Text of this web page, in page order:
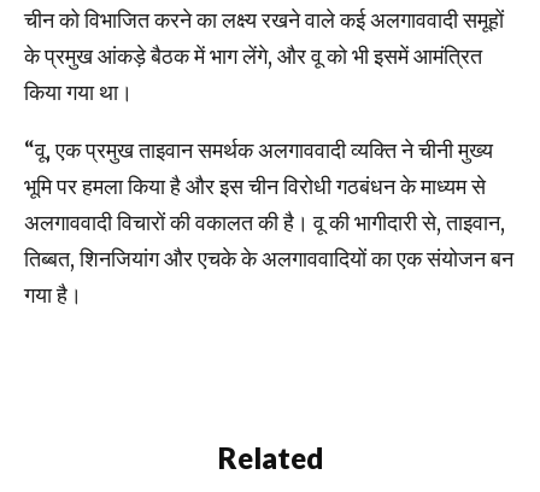
चीन को विभाजित करने का लक्ष्य रखने वाले कई अलगाववादी समूहों
के प्रमुख आंकड़े बैठक में भाग लेंगे, और वू को भी इसमें आमंत्रित
किया गया था।
“वू, एक प्रमुख ताइवान समर्थक अलगाववादी व्यक्ति ने चीनी मुख्य
भूमि पर हमला किया है और इस चीन विरोधी गठबंधन के माध्यम से
अलगाववादी विचारों की वकालत की है। वू की भागीदारी से, ताइवान,
तिब्बत, शिनजियांग और एचके के अलगाववादियों का एक संयोजन बन
गया है।
Related